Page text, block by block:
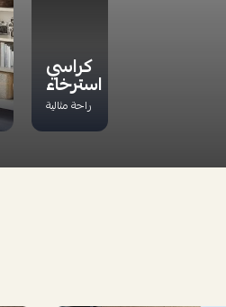
كراسي
استرخاء
راحة مثالية